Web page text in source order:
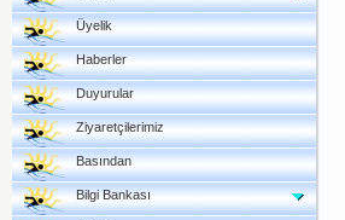
Üyelik
Haberler
Duyurular
Ziyaretçilerimiz
Basından
Bilgi Bankası